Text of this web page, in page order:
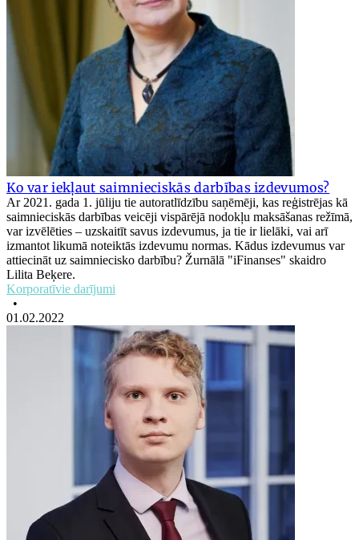
Ko var iekļaut saimnieciskās darbības izdevumos?
Ar 2021. gada 1. jūliju tie autoratlīdzību saņēmēji, kas reģistrējas kā
saimnieciskās darbības veicēji vispārējā nodokļu maksāšanas režīmā,
var izvēlēties – uzskaitīt savus izdevumus, ja tie ir lielāki, vai arī
izmantot likumā noteiktās izdevumu normas. Kādus izdevumus var
attiecināt uz saimniecisko darbību? Žurnālā "iFinanses" skaidro
Lilita Beķere.
Korporatīvie darījumi
•
01.02.2022